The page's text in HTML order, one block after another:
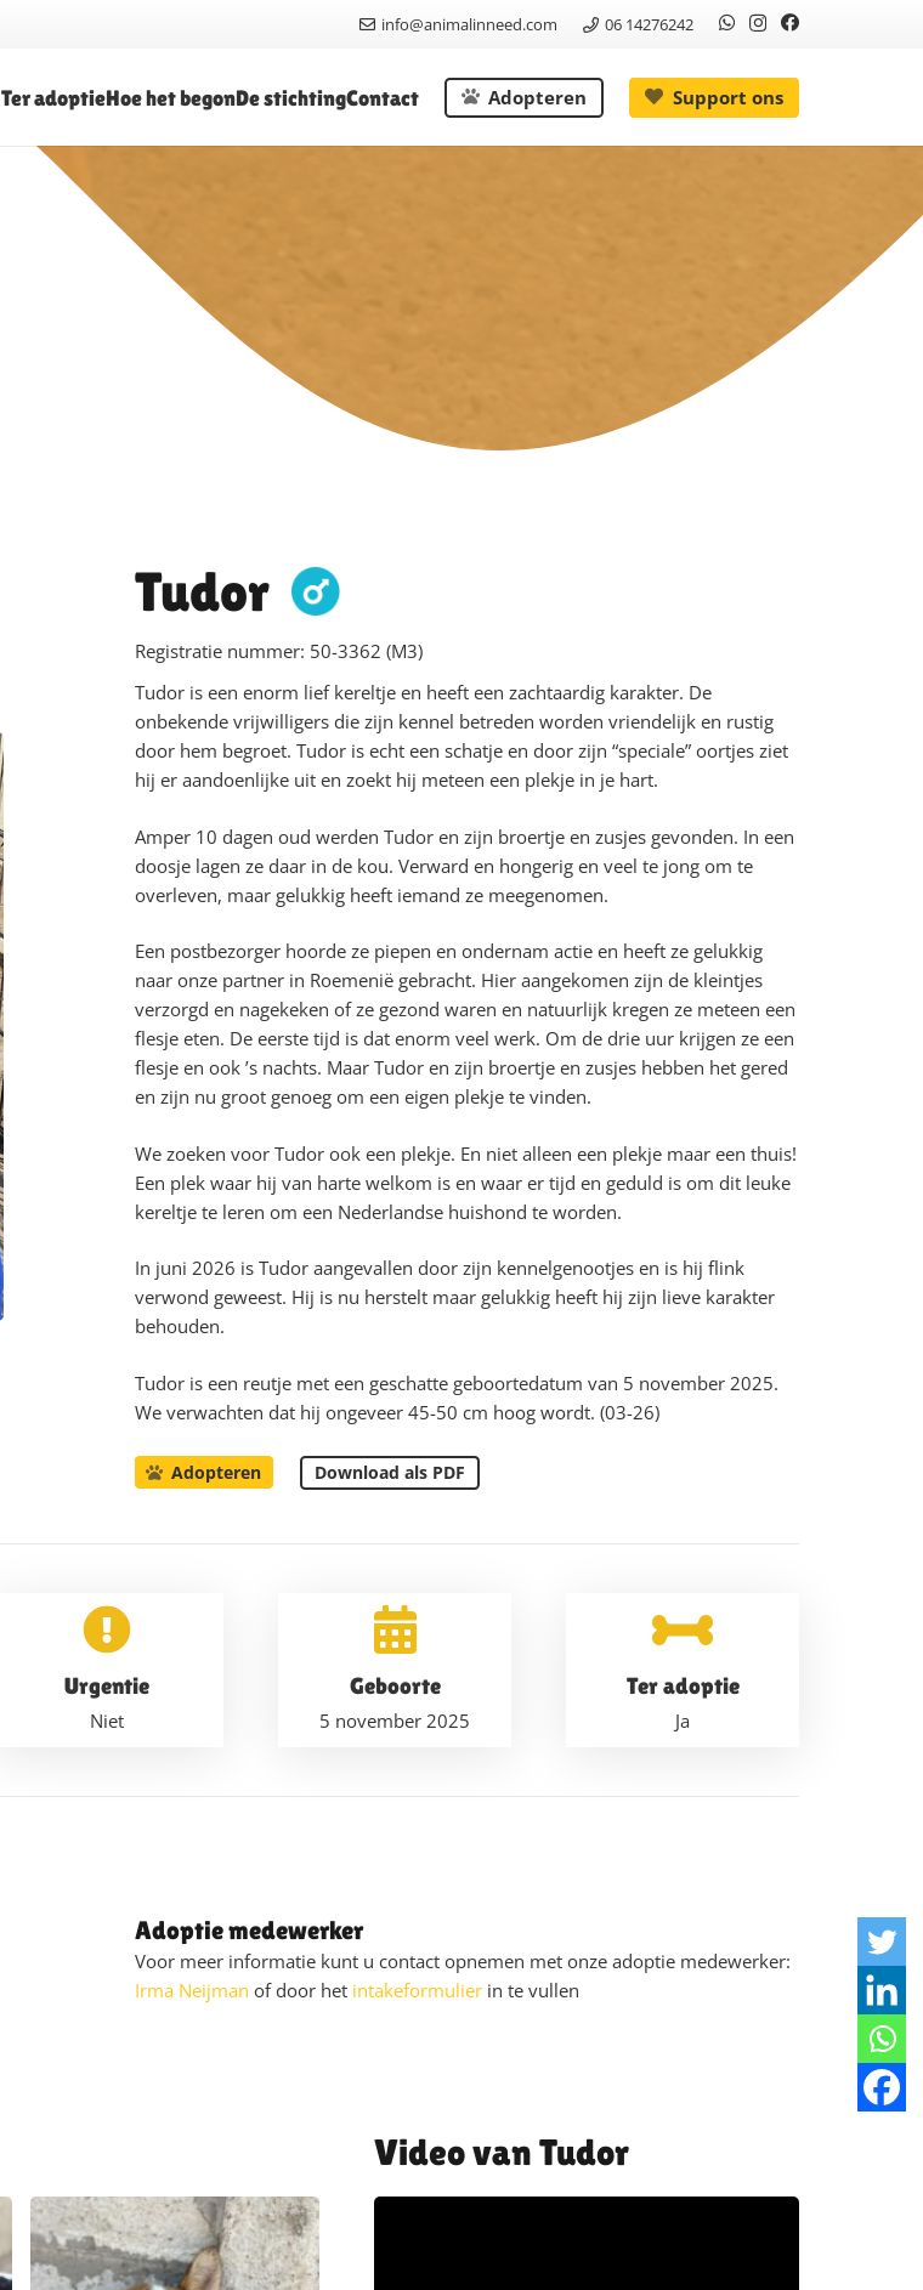
info@animalinneed.com 06 14276242
Ter adoptieHoe het begonDe stichtingContact Adopteren Support ons
Tudor
Registratie nummer: 50-3362 (M3)
Tudor is een enorm lief kereltje en heeft een zachtaardig karakter. De
onbekende vrijwilligers die zijn kennel betreden worden vriendelijk en rustig
door hem begroet. Tudor is echt een schatje en door zijn “speciale” oortjes ziet
hij er aandoenlijke uit en zoekt hij meteen een plekje in je hart.
Amper 10 dagen oud werden Tudor en zijn broertje en zusjes gevonden. In een
doosje lagen ze daar in de kou. Verward en hongerig en veel te jong om te
overleven, maar gelukkig heeft iemand ze meegenomen.
Een postbezorger hoorde ze piepen en ondernam actie en heeft ze gelukkig
naar onze partner in Roemenië gebracht. Hier aangekomen zijn de kleintjes
verzorgd en nagekeken of ze gezond waren en natuurlijk kregen ze meteen een
flesje eten. De eerste tijd is dat enorm veel werk. Om de drie uur krijgen ze een
flesje en ook ’s nachts. Maar Tudor en zijn broertje en zusjes hebben het gered
en zijn nu groot genoeg om een eigen plekje te vinden.
We zoeken voor Tudor ook een plekje. En niet alleen een plekje maar een thuis!
Een plek waar hij van harte welkom is en waar er tijd en geduld is om dit leuke
kereltje te leren om een Nederlandse huishond te worden.
In juni 2026 is Tudor aangevallen door zijn kennelgenootjes en is hij flink
verwond geweest. Hij is nu herstelt maar gelukkig heeft hij zijn lieve karakter
behouden.
Tudor is een reutje met een geschatte geboortedatum van 5 november 2025.
We verwachten dat hij ongeveer 45-50 cm hoog wordt. (03-26)
Adopteren Download als PDF
Urgentie
Niet
Geboorte
5 november 2025
Ter adoptie
Ja
Adoptie medewerker
Voor meer informatie kunt u contact opnemen met onze adoptie medewerker:
Irma Neijman of door het intakeformulierin te vullen
Tudor